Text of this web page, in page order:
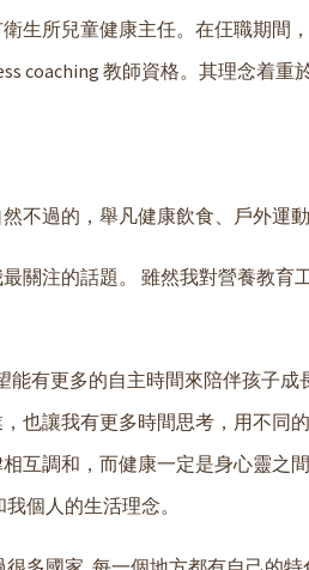
生所兒童健康主任。在仼職期間
coaching 教師資格。其理念着
不過的，舉凡健康飲食、戶外運
關注的話題。 雖然我對營養教
能有更多的自主時間來陪伴孩子
也讓我有更多時間思考，用不同
互調和，而健康一定是身心靈之
個人的生活理念。